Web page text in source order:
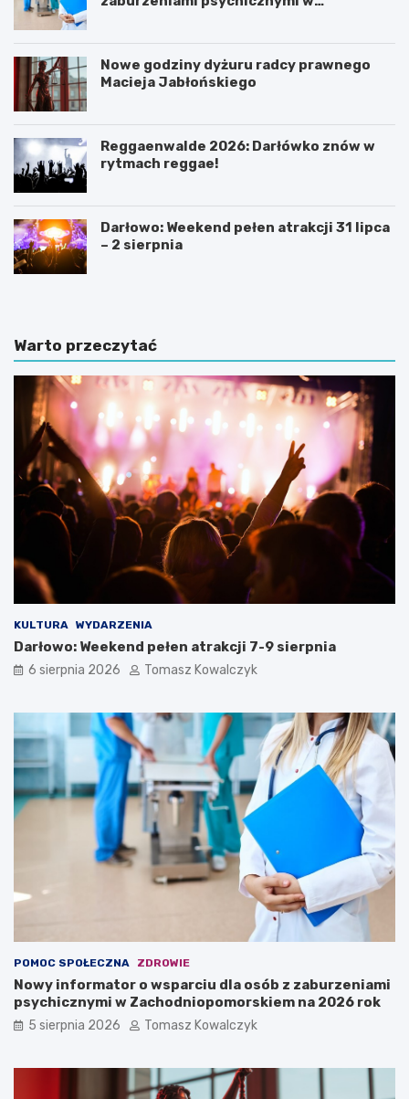
Nowe godziny dyżuru radcy prawnego
Macieja Jabłońskiego
Reggaenwalde 2026: Darłówko znów w
rytmach reggae!
Darłowo: Weekend pełen atrakcji 31 lipca
– 2 sierpnia
Warto przeczytać
KULTURA WYDARZENIA
Darłowo: Weekend pełen atrakcji 7-9 sierpnia
6 sierpnia 2026 Tomasz Kowalczyk
POMOC SPOŁECZNA ZDROWIE
Nowy informator o wsparciu dla osób z zaburzeniami
psychicznymi w Zachodniopomorskiem na 2026 rok
5 sierpnia 2026 Tomasz Kowalczyk